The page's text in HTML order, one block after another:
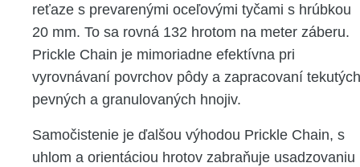
reťaze s prevarenými oceľovými tyčami s hrúbkou
20 mm. To sa rovná 132 hrotom na meter záberu.
Prickle Chain je mimoriadne efektívna pri
vyrovnávaní povrchov pôdy a zapracovaní
pevných a granulovaných hnojiv.
Samočistenie je ďalšou výhodou Prickle Chain, s
uhlom a orientáciou hrotov zabraňuje usadzovaniu